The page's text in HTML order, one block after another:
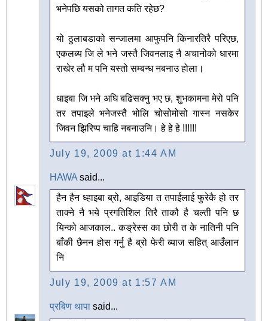
भनेपछि यसको तागत कति रहेछ?
यो ठुलाबडाको सन्जालमा आफुपनि किनारतिरै परिएछ,
एकलब्य जि ले भने जस्तै जिवनलाइ नै अचानोको धारमा
राखेर लौ म पनि यस्तो सम्बन्ध नबनाउ होला।
धाइबा जि भने अघि बढिसक्नु भए छ, शुभकामना मेरो पनि
तर तपाइले भनेजस्तै भोलि चोसोमोसो गास्न नसकेर
जिवन झिरिप्प चाहि नबनाउनि। हे हे हे !!!!!!
July 19, 2009 at 1:44 AM
HAWA said...
हैन हैन ध्हाइबा ब्रो, आइडिया त तपाईंलाई फुरेकै हो तर
ताक्ने नै भये प्रगतिशिल तिरै ताकौ है चल्ती पनि छ
यिन्को आजकाल.. कङ्रेस्स का छोरी त के नातिनी पनि
बाँकी छैनन होस गर्नु है ब्रो फेरी ब्याज सहित् आउँलान
नि
July 19, 2009 at 1:57 AM
प्रबिण थापा said...